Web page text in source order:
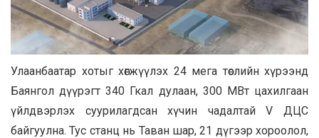
Улаанбаатар хотыг хөгжүүлэх 24 мега төслийн хүрээнд
Баянгол дүүрэгт 340 Гкал дулаан, 300 МВт цахилгаан
үйлдвэрлэх суурилагдсан хүчин чадалтай V ДЦС
байгуулна. Тус станц нь Таван шар, 21 дүгээр хороолол,